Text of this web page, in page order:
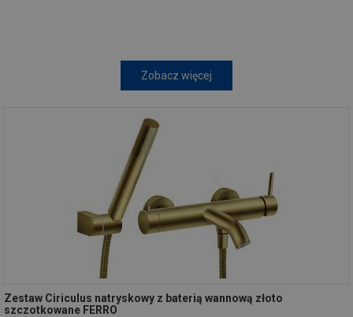
Zobacz więcej
Zestaw Ciriculus natryskowy z baterią wannową złoto
szczotkowane FERRO